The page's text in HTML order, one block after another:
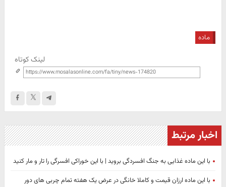
ماده
لینک کوتاه
اخبار مرتبط
با این ماده غذایی به جنگ افسردگی بروید | با این خوراکی افسرگی را تار و مار کنید
با این ماده ارزان قیمت و کاملا خانگی در عرض یک هفته تمام چربی های دور